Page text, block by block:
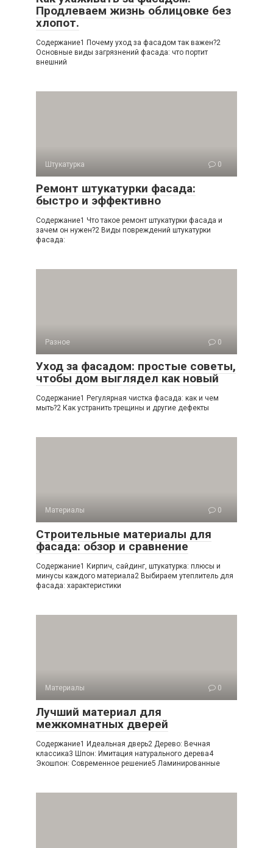
Продлеваем жизнь облицовке без
хлопот.
Содержание1 Почему уход за фасадом так важен?2
Основные виды загрязнений фасада: что портит
внешний
Штукатурка 0
Ремонт штукатурки фасада:
быстро и эффективно
Содержание1 Что такое ремонт штукатурки фасада и
зачем он нужен?2 Виды повреждений штукатурки
фасада:
Разное 0
Уход за фасадом: простые советы,
чтобы дом выглядел как новый
Содержание1 Регулярная чистка фасада: как и чем
мыть?2 Как устранить трещины и другие дефекты
Материалы 0
Строительные материалы для
фасада: обзор и сравнение
Содержание1 Кирпич, сайдинг, штукатурка: плюсы и
минусы каждого материала2 Выбираем утеплитель для
фасада: характеристики
Материалы 0
Лучший материал для
межкомнатных дверей
Содержание1 Идеальная дверь2 Дерево: Вечная
классика3 Шпон: Имитация натурального дерева4
Экошпон: Современное решение5 Ламинированные